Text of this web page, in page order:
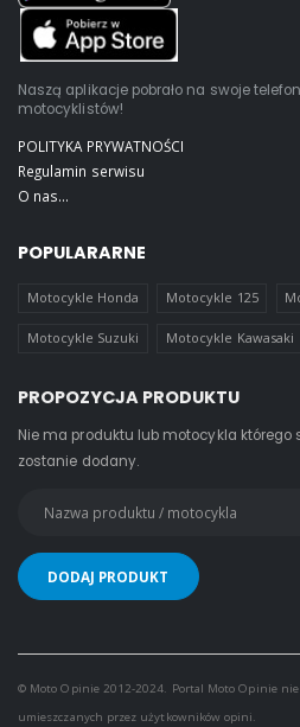
Naszą aplikacje pobrało na swoje
motocyklistów!
POLITYKA PRYWATNOŚCI
Regulamin serwisu
O nas...
POPULARARNE
Motocykle Honda Motocykle 125
Motocykle Suzuki Motocykle Kawasaki
PROPOZYCJA PRODUKTU
Nie ma produktu lub motocykla którego
zostanie dodany.
© Moto Opinie 2012-2024. Portal Moto Opinie
umieszczanych przez użytkowników opini.